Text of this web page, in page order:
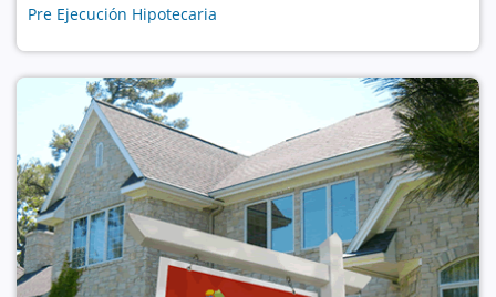
Pre Ejecución Hipotecaria